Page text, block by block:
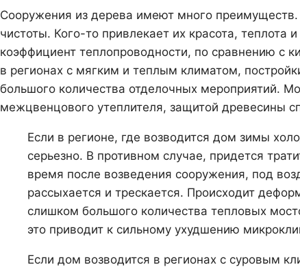
Сооружения из дерева имеют много
чистоты. Кого-то привлекает их красота,
коэффициент теплопроводности, по сравнению с
в регионах с мягким и теплым климатом,
большого количества отделочных мероприятий.
межцвенцового утеплителя, защитой древесины
Если в регионе, где возводится дом зимы
серьезно. В противном случае, придется
время после возведения сооружения, под
рассыхается и трескается. Происходит
слишком большого количества тепловых
это приводит к сильному ухудшению
Если дом возводится в регионах с суровым